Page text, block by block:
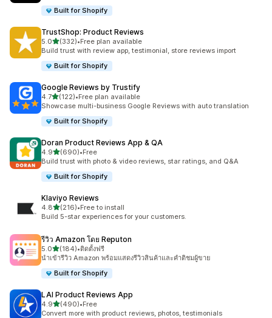
Built for Shopify
TrustShop: Product Reviews
5.0เต็ม 5 ดาว
(332)
ทั้งหมด 332 รีวิว
•Free plan available
Build trust with review app, testimonial, store reviews import
Built for Shopify
Google Reviews by Trustify
4.7เต็ม 5 ดาว
(122)
ทั้งหมด 122 รีวิว
•Free plan available
Showcase multi-business Google Reviews with auto translation
Built for Shopify
Doran Product Reviews App & QA
4.9เต็ม 5 ดาว
(690)
ทั้งหมด 690 รีวิว
•Free
Build trust with photo & video reviews, star ratings, and Q&A
Built for Shopify
Klaviyo Reviews
4.8เต็ม 5 ดาว
(216)
ทั้งหมด 216 รีวิว
•Free to install
Build 5-star experiences for your customers.
รีวิว Amazon โดย Reputon
5.0เต็ม 5 ดาว
(184)
ทั้งหมด 184 รีวิว
•ติดตั้งฟรี
นำเข้ารีวิว Amazon พร้อมแสดงรีวิวสินค้าและคำติชมผู้ขาย
Built for Shopify
LAI Product Reviews App
4.9เต็ม 5 ดาว
(490)
ทั้งหมด 490 รีวิว
•Free
Convert more with product reviews, photos, testimonials